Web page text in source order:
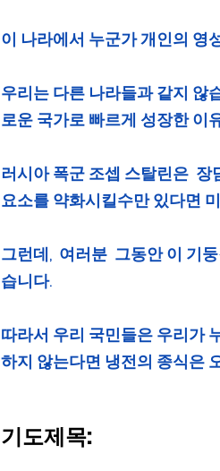
이 나라에서 누군가 개인의 영
우리는 다른 나라들과 같지 않
로운 국가로 빠르게 성장한 이
러시아 폭군 조셉 스탈린은
요소를 약화시킬수만 있다면
그런데,  여러분  그동안 이 기
습니다.
따라서 우리 국민들은 우리가
하지 않는다면 냉전의 종식은
기도제목: